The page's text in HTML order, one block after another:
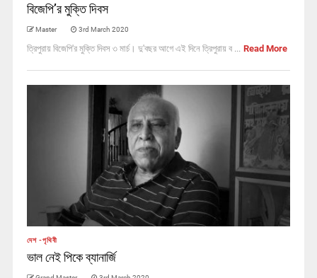
বিজেপি’র মুক্তি দিবস
Master 3rd March 2020
ত্রিপুরায় বিজেপি'র মুক্তি দিবস ৩ মার্চ। দু'বছর আগে এই দিনে ত্রিপুরায় ব ... Read More
দেশ -পৃথিবী
ভাল নেই পিকে ব্যানার্জি